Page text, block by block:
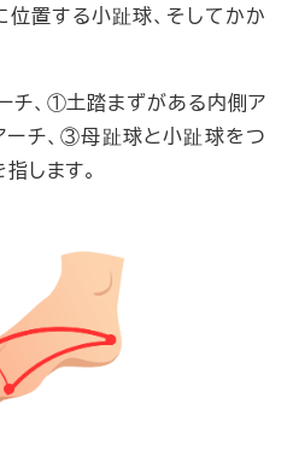
置する小趾球、そしてかか
チ、①土踏まずがある内側ア
チ、③母趾球と小趾球をつ
します。